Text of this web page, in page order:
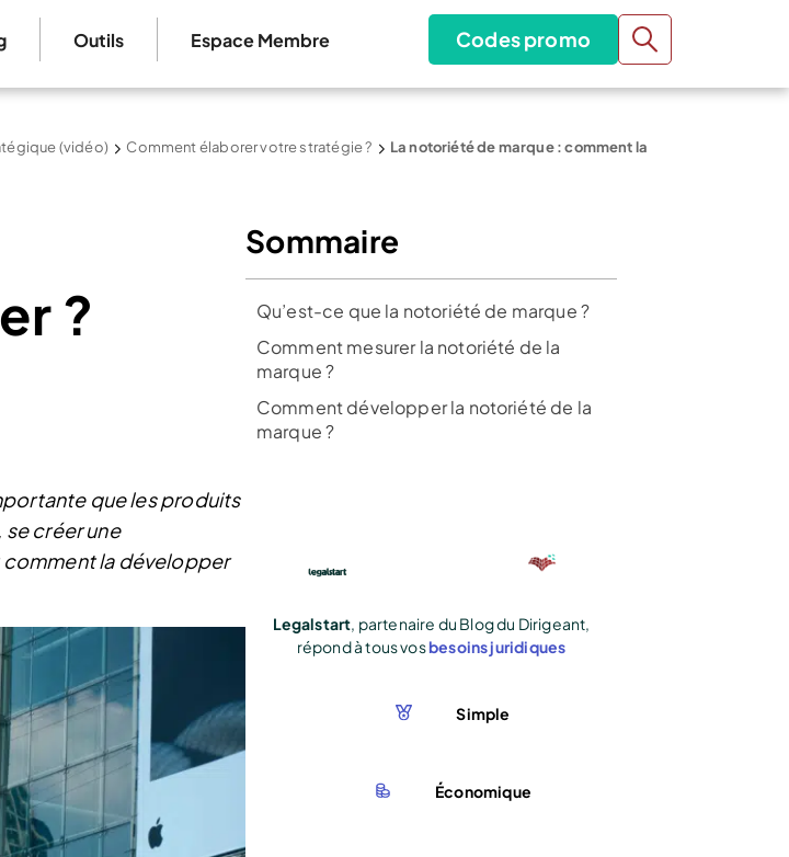
Outils Espace Membre Codes promo
(vidéo) Comment élaborer votre stratégie ?
La notoriété de marque : comment la
?
que les produits
créer une
la développer
Sommaire
Qu’est-ce que la notoriété de marque ?
Comment mesurer la notoriété de la
marque ?
Comment développer la notoriété de la
marque ?
Legalstart, partenaire du Blog du Dirigeant,
répond à tous vosbesoins juridiques
Simple
Économique